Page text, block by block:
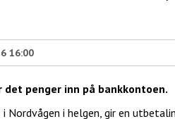
16:00
penger inn på bankkontoen.
Nordvågen i helgen, gir en